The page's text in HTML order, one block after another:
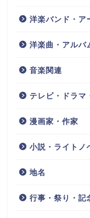
洋楽バンド・ア
洋楽曲・アルバ
音楽関連
テレビ・ドラマ
漫画家・作家
小説・ライトノ
地名
行事・祭り・記